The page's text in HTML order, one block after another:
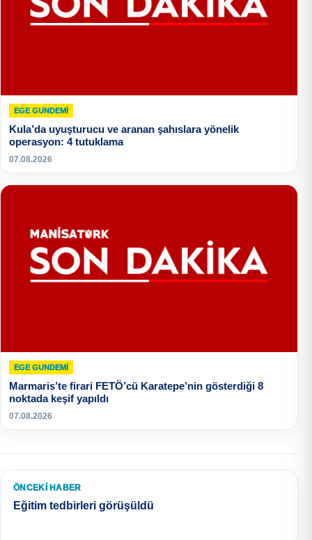
EGE GUNDEMİ
Kula’da uyuşturucu ve aranan şahıslara yönelik
operasyon: 4 tutuklama
07.08.2026
EGE GUNDEMİ
Marmaris’te firari FETÖ’cü Karatepe’nin gösterdiği 8
noktada keşif yapıldı
07.08.2026
ÖNCEKI HABER
Eğitim tedbirleri görüşüldü